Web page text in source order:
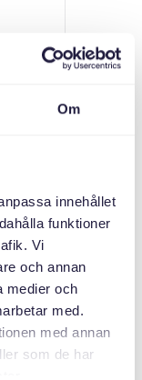
Om
innehållet
funktioner
Vi
och annan
medier och
med.
med annan
som de har